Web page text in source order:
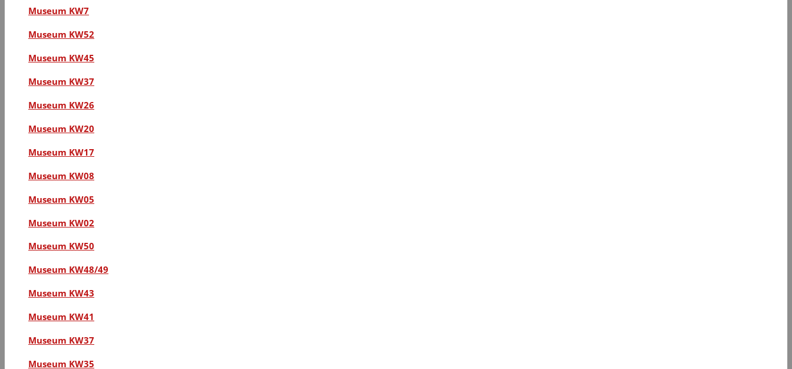
Museum KW7
Museum KW52
Museum KW45
Museum KW37
Museum KW26
Museum KW20
Museum KW17
Museum KW08
Museum KW05
Museum KW02
Museum KW50
Museum KW48/49
Museum KW43
Museum KW41
Museum KW37
Museum KW35